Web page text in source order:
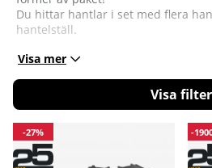
Du hittar hantlar i set med flera
hantelställ.
Visa mer
Filtrera
Produkter
-27% -